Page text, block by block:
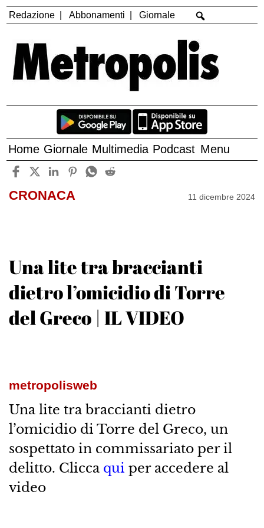
Redazione Abbonamenti Giornale
Home Giornale Multimedia Podcast Menu
CRONACA 11 dicembre 2024
Una lite tra braccianti
dietro l’omicidio di Torre
del Greco | IL VIDEO
metropolisweb
Una lite tra braccianti dietro
l’omicidio di Torre del Greco, un
sospettato in commissariato per il
delitto. Clicca qui per accedere al
video